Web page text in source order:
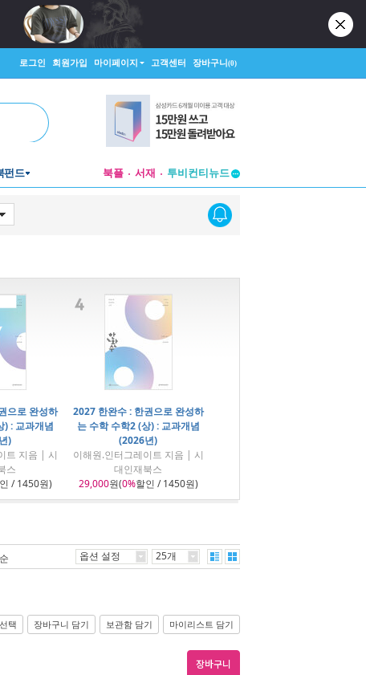
로그인 회원가입 마이페이지 고객센터 장바구니(0)
펀드 북플 서재
창작플랫폼
으로 완성하
) : 교과개념
)
트 지음 | 시
스
/ 1450원)
2027 한완수 : 한권으로 완성하
는 수학 수학2 (상) : 교과개념
(2026년)
이해원.인터그레이트 지음 | 시
대인재북스
29,000원(0%할인 / 1450원)
옵션 설정 25개
택 장바구니 담기 보관함 담기 마이리스트 담기
장바구니